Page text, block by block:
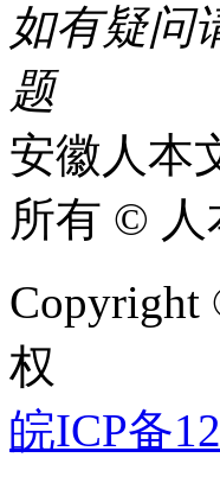
如有疑问
题​
安徽人本
所有 © 人
Copyright
权
皖ICP备